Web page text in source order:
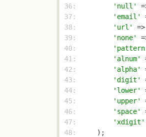
36:
'null'
37:
'email'
38:
'url'
39:
'none'
40:
41:
'alnum'
42:
'alpha'
43:
'digit'
44:
'lower'
45:
'upper'
46:
'space'
47:
'xdigit'
48: